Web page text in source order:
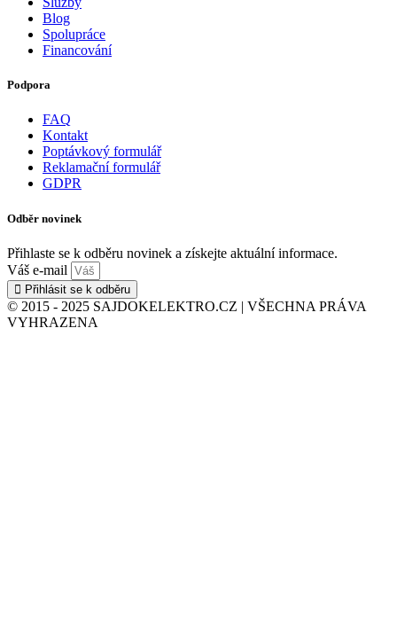
Blog
Spolupráce
Financování
Podpora
FAQ
Kontakt
Poptávkový formulář
Reklamační formulář
GDPR
Odběr novinek
Přihlaste se k odběru novinek a získejte aktuální informace.
Váš e-mail
Přihlásit se k odběru
© 2015 - 2025 SAJDOKELEKTRO.CZ | VŠECHNA PRÁVA
VYHRAZENA